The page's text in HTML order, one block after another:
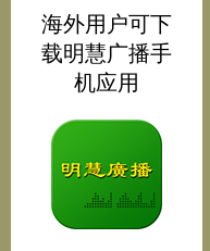
海外用户可下
载明慧广播手
机应用